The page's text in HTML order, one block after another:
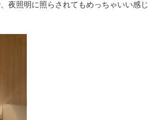
夜照明に照らされてもめっちゃいい感じ